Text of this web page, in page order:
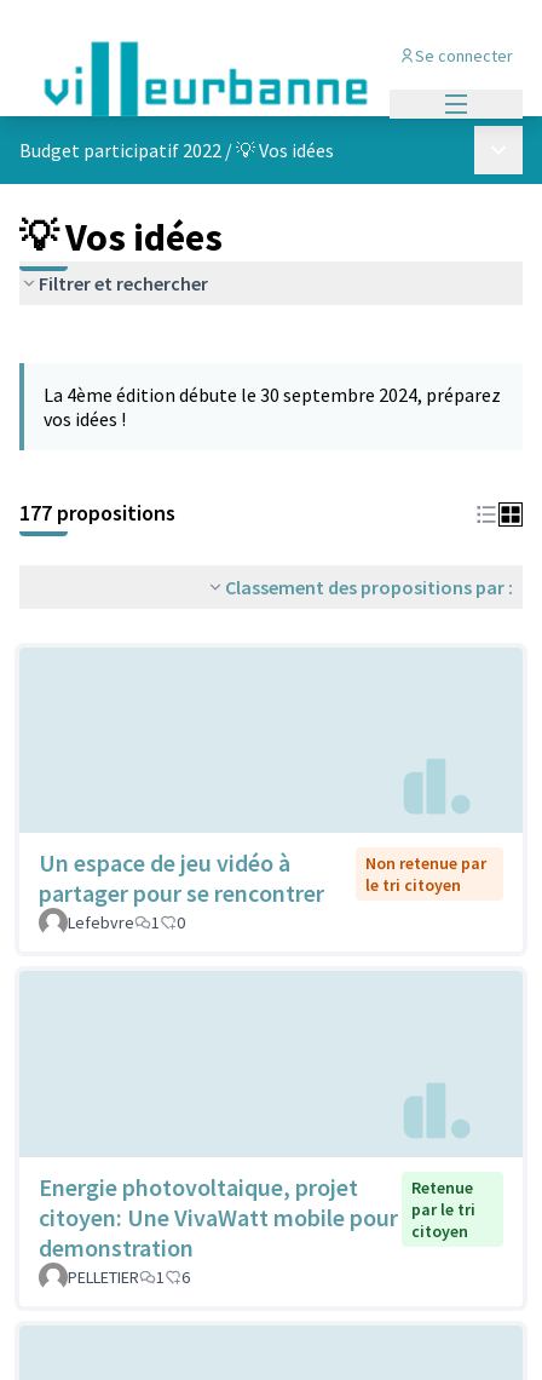
Se connecter
Budget participatif 2022 /💡 Vos idées
💡 Vos idées
Filtrer et rechercher
−
La 4ème édition débute le 30 septembre 2024, préparez
vos idées !
177 propositions
Classement des propositions par :
Un espace de jeu vidéo à
partager pour se rencontrer
Non retenue par
le tri citoyen
Lefebvre
1 0
Energie photovoltaique, projet
citoyen: Une VivaWatt mobile pour
demonstration
Retenue
par le tri
citoyen
PELLETIER 1 6